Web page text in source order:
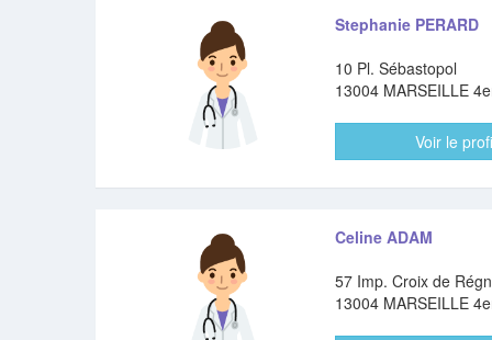
Stephanie PERARD
10 Pl. Sébastopol
13004 MARSEILLE
Voir le
Celine ADAM
57 Imp. Croix de
13004 MARSEILLE